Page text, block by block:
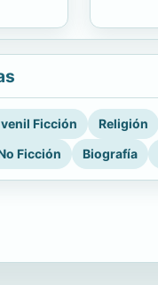
Ficción Religión
Ficción
Biografía